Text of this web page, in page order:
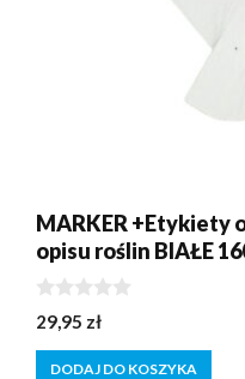
MARKER +Etykiety
opisu roślin BIAŁE
0
z
5
29,95 zł
DODAJ DO KOSZYKA